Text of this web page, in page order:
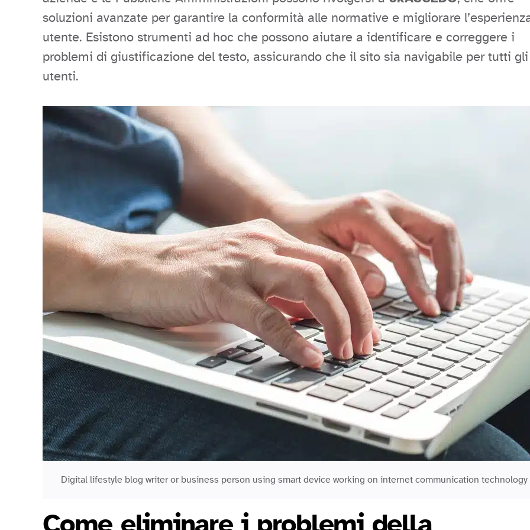
soluzioni avanzate per garantire la conformità alle normative e migliorare
utente. Esistono strumenti ad hoc che possono aiutare a identificare e correggere i
problemi di giustificazione del testo, assicurando che il sito sia navigabile per tutti gli
utenti.
Digital lifestyle blog writer or business person using smart device working on internet communication technology